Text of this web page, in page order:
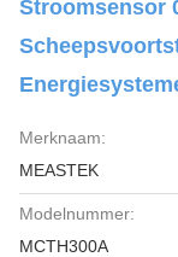
Stroomsensor
Merknaam:
MEASTEK
Modelnummer:
MCTH300A